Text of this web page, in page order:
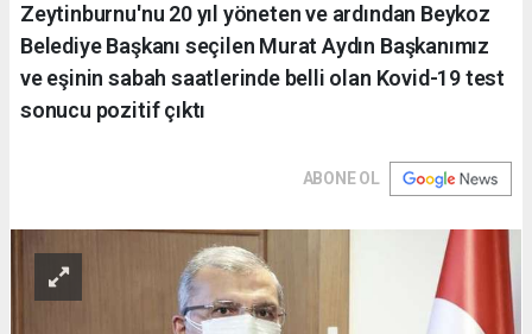
Zeytinburnu'nu 20 yıl yöneten ve ardından Beykoz
Belediye Başkanı seçilen Murat Aydın Başkanımız
ve eşinin sabah saatlerinde belli olan Kovid-19 test
sonucu pozitif çıktı
ABONE OL